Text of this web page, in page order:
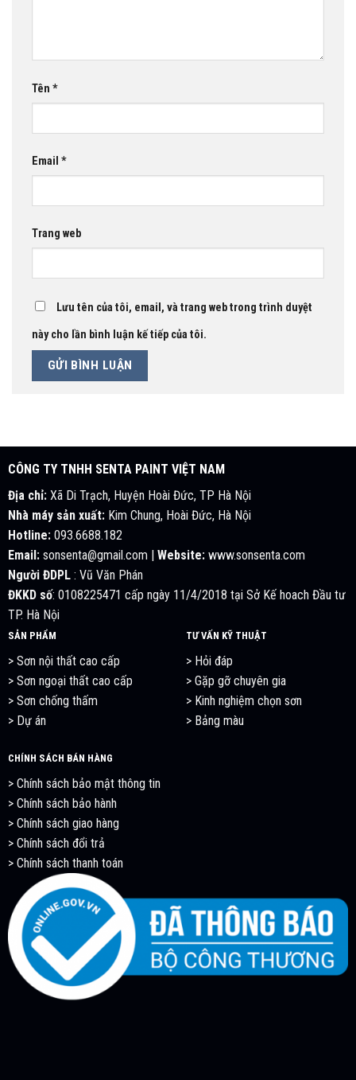
Tên *
Email *
Trang web
Lưu tên của tôi, email, và trang web trong trình duyệt
này cho lần bình luận kế tiếp của tôi.
CÔNG TY TNHH SENTA PAINT VIỆT NAM
Địa chỉ: Xã Di Trạch, Huyện Hoài Đức, TP Hà Nội
Nhà máy sản xuất: Kim Chung, Hoài Đức, Hà Nội
Hotline: 093.6688.182
Email: sonsenta@gmail.com | Website: www.sonsenta.com
Người ĐDPL : Vũ Văn Phán
ĐKKD số: 0108225471 cấp ngày 11/4/2018 tại Sở Kế hoach Đầu tư
TP. Hà Nội
SẢN PHẨM
> Sơn nội thất cao cấp
> Sơn ngoại thất cao cấp
> Sơn chống thấm
> Dự án
TƯ VẤN KỸ THUẬT
> Hỏi đáp
> Gặp gỡ chuyên gia
> Kinh nghiệm chọn sơn
> Bảng màu
CHÍNH SÁCH BÁN HÀNG
> Chính sách bảo mật thông tin
> Chính sách bảo hành
> Chính sách giao hàng
> Chính sách đổi trả
> Chính sách thanh toán